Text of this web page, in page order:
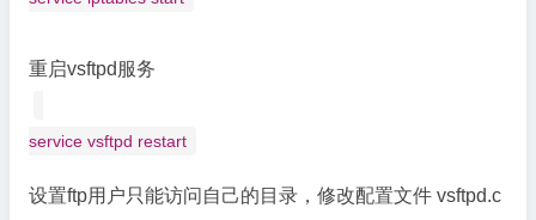
重启vsftpd服务
service vsftpd restart
设置ftp用户只能访问自己的目录，修改配置文件 vsftpd.c